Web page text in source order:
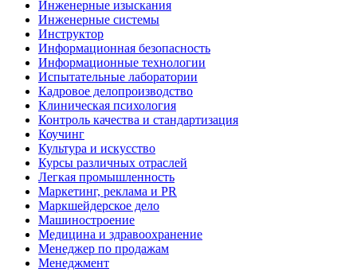
Инженерные изыскания
Инженерные системы
Инструктор
Информационная безопасность
Информационные технологии
Испытательные лаборатории
Кадровое делопроизводство
Клиническая психология
Контроль качества и стандартизация
Коучинг
Культура и искусство
Курсы различных отраслей
Легкая промышленность
Маркетинг, реклама и PR
Маркшейдерское дело
Машиностроение
Медицина и здравоохранение
Менеджер по продажам
Менеджмент